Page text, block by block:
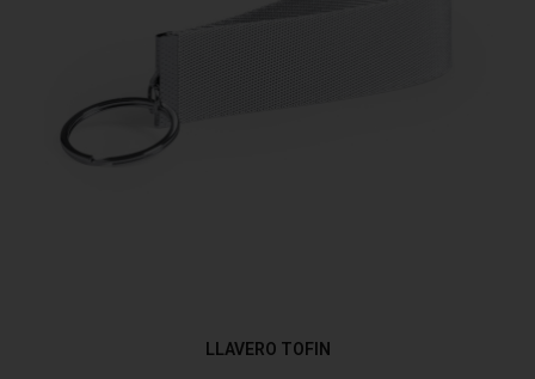
LLAVERO TOFIN